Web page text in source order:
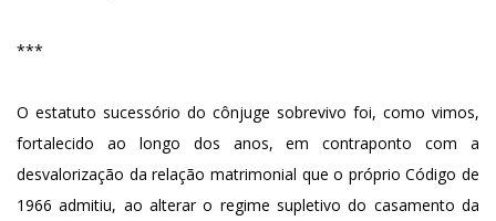
***
O estatuto sucessório do cônjuge sobrevivo foi, como vimos,
fortalecido ao longo dos anos, em contraponto com a
desvalorização da relação matrimonial que o próprio Código de
1966 admitiu, ao alterar o regime supletivo do casamento da